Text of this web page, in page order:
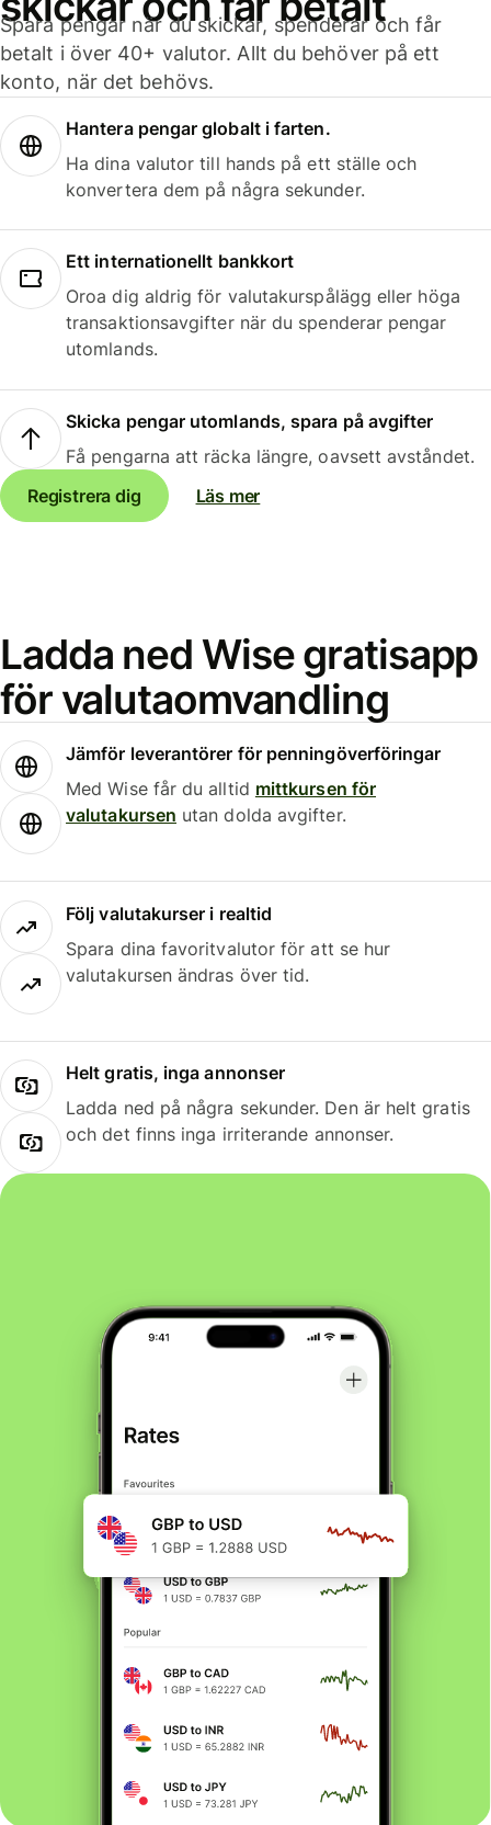
Spara pengar när du skickar, spenderar och får
betalt i över 40+ valutor. Allt du behöver på ett
konto, när det behövs.
Hantera pengar globalt i farten.
Ha dina valutor till hands på ett ställe och
konvertera dem på några sekunder.
Ett internationellt bankkort
Oroa dig aldrig för valutakurspålägg eller höga
transaktionsavgifter när du spenderar pengar
utomlands.
Skicka pengar utomlands, spara på avgifter
Få pengarna att räcka längre, oavsett avståndet.
Registrera dig
Läs mer
Ladda ned Wise gratisapp
för valutaomvandling
Jämför leverantörer för penningöverföringar
Med Wise får du alltid mittkursen för
valutakursen utan dolda avgifter.
Följ valutakurser i realtid
Spara dina favoritvalutor för att se hur
valutakursen ändras över tid.
Helt gratis, inga annonser
Ladda ned på några sekunder. Den är helt gratis
och det finns inga irriterande annonser.